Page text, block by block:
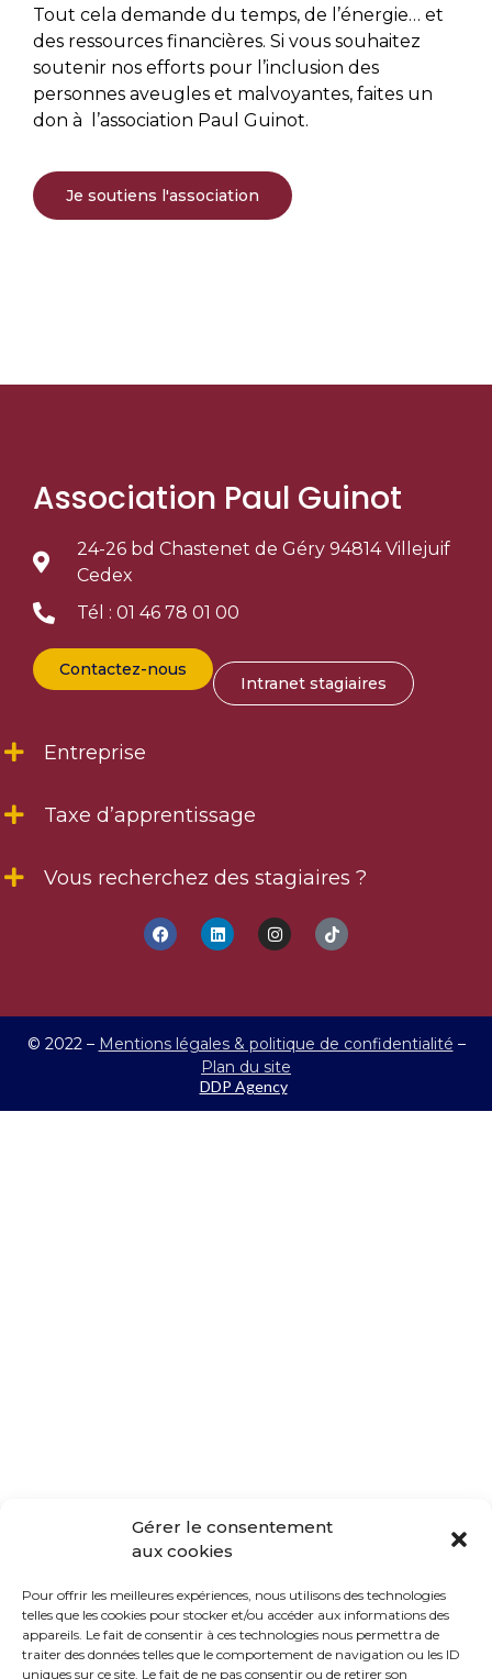
Gérer le consentement
aux cookies
Pour offrir les meilleures expériences, nous utilisons des technologies
telles que les cookies pour stocker et/ou accéder aux informations des
appareils. Le fait de consentir à ces technologies nous permettra de
traiter des données telles que le comportement de navigation ou les ID
uniques sur ce site. Le fait de ne pas consentir ou de retirer son
Tout cela demande du temps, de l’énergie… et
des ressources financières. Si vous souhaitez
soutenir nos efforts pour l’inclusion des
personnes aveugles et malvoyantes, faites un
don à l’association Paul Guinot.
Je soutiens l'association
Association Paul Guinot
24-26 bd Chastenet de Géry 94814 Villejuif
Cedex
Tél : 01 46 78 01 00
Contactez-nous
Intranet stagiaires
Entreprise
Taxe d’apprentissage
Vous recherchez des stagiaires ?
© 2022 – Mentions légales & politique de confidentialité –
Plan du site
DDP Agency